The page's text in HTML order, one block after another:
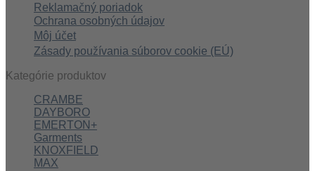
Reklamačný poriadok
Ochrana osobných údajov
Môj účet
Zásady používania súborov cookie (EÚ)
Kategórie produktov
CRAMBE
DAYBORO
EMERTON+
Garments
KNOXFIELD
MAX